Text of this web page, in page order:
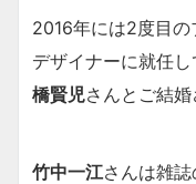
2016年には2度目の
デザイナーに就任
橋賢児さんとご結婚
竹中一江さんは雑誌